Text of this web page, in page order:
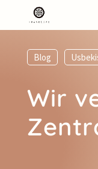
Blog
Wir